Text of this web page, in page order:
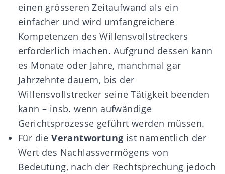
einen grösseren Zeitaufwand als ein
einfacher und wird umfangreichere
Kompetenzen des Willensvollstreckers
erforderlich machen. Aufgrund dessen kann
es Monate oder Jahre, manchmal gar
Jahrzehnte dauern, bis der
Willensvollstrecker seine Tätigkeit beenden
kann – insb. wenn aufwändige
Gerichtsprozesse geführt werden müssen.
Für dieVerantwortung ist namentlich der
Wert des Nachlassvermögens von
Bedeutung, nach der Rechtsprechung jedoch